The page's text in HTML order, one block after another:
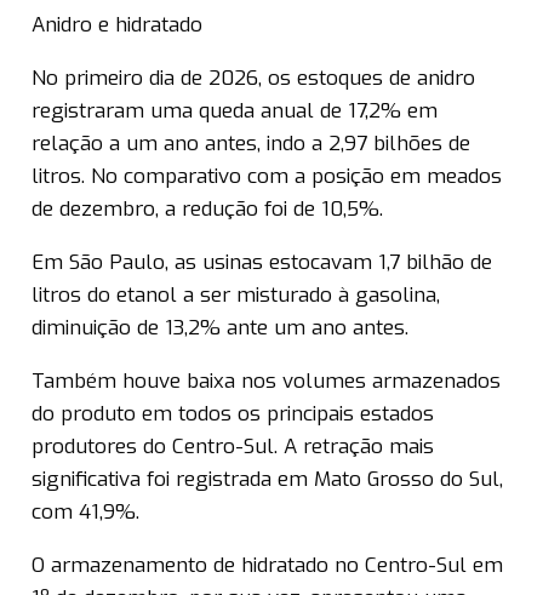
Anidro e hidratado
No primeiro dia de 2026, os estoques de anidro
registraram uma queda anual de 17,2% em
relação a um ano antes, indo a 2,97 bilhões de
litros. No comparativo com a posição em meados
de dezembro, a redução foi de 10,5%.
Em São Paulo, as usinas estocavam 1,7 bilhão de
litros do etanol a ser misturado à gasolina,
diminuição de 13,2% ante um ano antes.
Também houve baixa nos volumes armazenados
do produto em todos os principais estados
produtores do Centro-Sul. A retração mais
significativa foi registrada em Mato Grosso do Sul,
com 41,9%.
O armazenamento de hidratado no Centro-Sul em